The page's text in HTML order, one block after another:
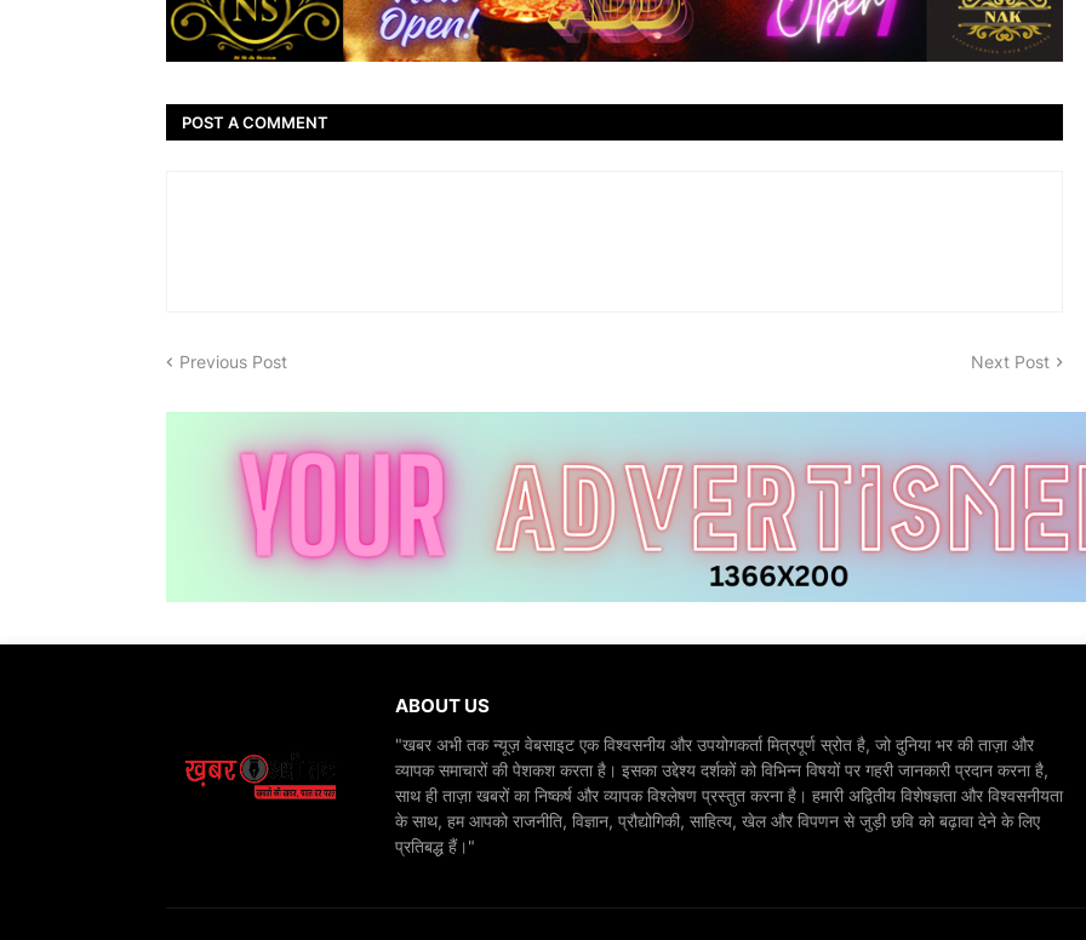
POST A COMMENT
Previous Post Next Post
ABOUT US
"खबर अभी तक न्यूज़ वेबसाइट एक विश्वसनीय और उपयोगकर्ता मित्रपूर्ण स्रोत है, जो दुनिया भर की ताज़ा और
व्यापक समाचारों की पेशकश करता है। इसका उद्देश्य दर्शकों को विभिन्न विषयों पर गहरी जानकारी प्रदान करना है,
साथ ही ताज़ा खबरों का निष्कर्ष और व्यापक विश्लेषण प्रस्तुत करना है। हमारी अद्वितीय विशेषज्ञता और विश्वसनीयता
के साथ, हम आपको राजनीति, विज्ञान, प्रौद्योगिकी, साहित्य, खेल और विपणन से जुड़ी छवि को बढ़ावा देने के लिए
प्रतिबद्ध हैं।"